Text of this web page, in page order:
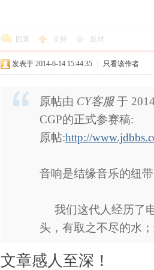
回复 支持 反对
发表于 2014-6-14 15:44:35 只看该作者
原帖由 CY客服于
CGP的正式参赛稿:
原帖:http://
音响是结缘音乐的纽
我们这代人经历了
头，有取之不尽的水
文章感人至深！